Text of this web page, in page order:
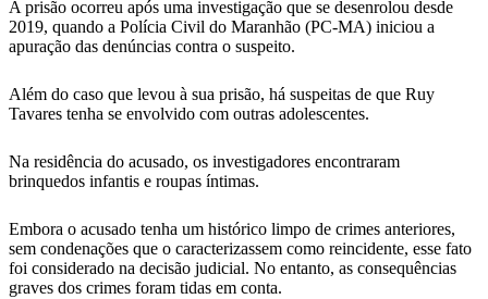
A prisão ocorreu após uma investigação que se desenrolou desde
2019, quando a Polícia Civil do Maranhão (PC-MA) iniciou a
apuração das denúncias contra o suspeito.
Além do caso que levou à sua prisão, há suspeitas de que Ruy
Tavares tenha se envolvido com outras adolescentes.
Na residência do acusado, os investigadores encontraram
brinquedos infantis e roupas íntimas.
Embora o acusado tenha um histórico limpo de crimes anteriores,
sem condenações que o caracterizassem como reincidente, esse fato
foi considerado na decisão judicial. No entanto, as consequências
graves dos crimes foram tidas em conta.